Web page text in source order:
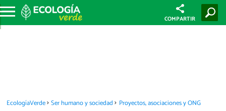
COMPARTIR
EcologíaVerde Ser humano y sociedad Proyectos, asociaciones y ONG